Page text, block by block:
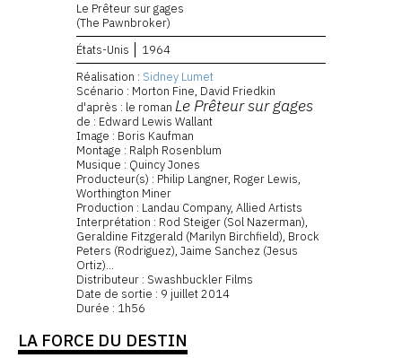
Le Prêteur sur gages
(The Pawnbroker)
États-Unis
1964
Réalisation : Sidney Lumet
Scénario : Morton Fine, David Friedkin
d'après : le roman Le Prêteur sur gages
de : Edward Lewis Wallant
Image : Boris Kaufman
Montage : Ralph Rosenblum
Musique : Quincy Jones
Producteur(s) : Philip Langner, Roger Lewis,
Worthington Miner
Production : Landau Company, Allied Artists
Interprétation : Rod Steiger (Sol Nazerman),
Geraldine Fitzgerald (Marilyn Birchfield), Brock
Peters (Rodriguez), Jaime Sanchez (Jesus
Ortiz)...
Distributeur : Swashbuckler Films
Date de sortie : 9 juillet 2014
Durée : 1h56
LA FORCE DU DESTIN